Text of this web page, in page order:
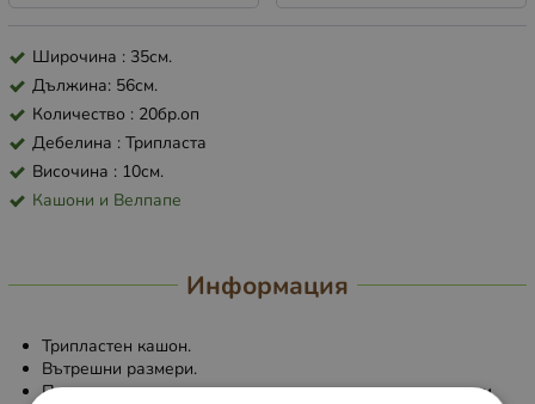
Широчина : 35см.
Дължина: 56см.
Количество : 20бр.оп
Дебелина : Трипласта
Височина : 10см.
Кашони и Велпапе
Информация
Трипластен кашон.
Вътрешни размери.
Подходящ за транспортиране на зеленчуци, сладкарски